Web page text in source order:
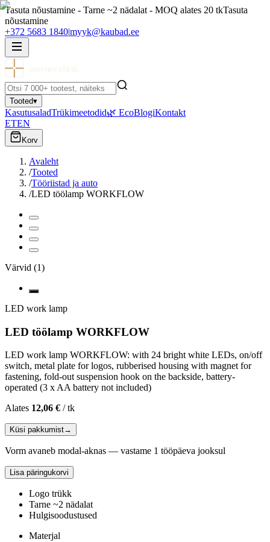
Tasuta nõustamine - Tarne ~2 nädalat - MOQ alates 20 tkTasuta
nõustamine
+372 5683 1840|myyk@kaubad.ee
Tooted▾
KasutusaladTrükimeetodid🌿 EcoBlogiKontakt
ETEN
Korv
Avaleht
/Tooted
/Tööriistad ja auto
/LED töölamp WORKFLOW
Värvid (1)
LED work lamp
LED töölamp WORKFLOW
LED work lamp WORKFLOW: with 24 bright white LEDs, on/off
switch, metal plate for logos, rubberised housing with magnet for
fastening, fold-out suspension hook on the backside, battery-
operated (3 x AA battery not included)
Alates 12,06 € /tk
Küsi pakkumist→
Vorm avaneb modal-aknas — vastame 1 tööpäeva jooksul
Lisa päringukorvi
Logo trükk
Tarne ~2 nädalat
Hulgisoodustused
Materjal